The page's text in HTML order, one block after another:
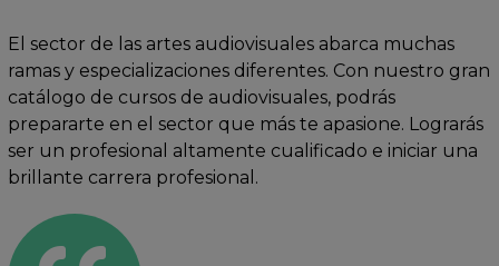
El sector de las artes audiovisuales abarca muchas
ramas y especializaciones diferentes. Con nuestro gran
catálogo de cursos de audiovisuales, podrás
prepararte en el sector que más te apasione. Lograrás
ser un profesional altamente cualificado e iniciar una
brillante carrera profesional.